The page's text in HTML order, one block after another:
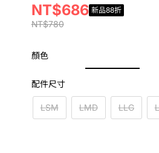
NT$780
NT$686 新品88折
顏色
配件尺寸
LSM LMD LLG